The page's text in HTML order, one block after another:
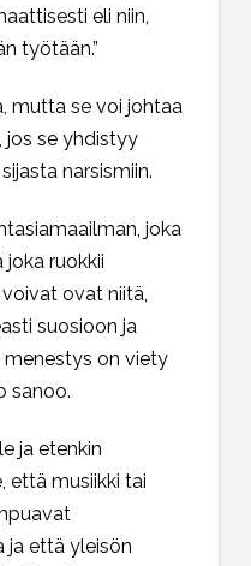
eli niin,
työtään.”
mutta se voi johtaa
jos se yhdistyy
narsismiin.
joka
ruokkii
ovat niitä,
suosioon ja
menestys on viety
sanoo.
ja etenkin
että musiikki tai
ja että yleisön